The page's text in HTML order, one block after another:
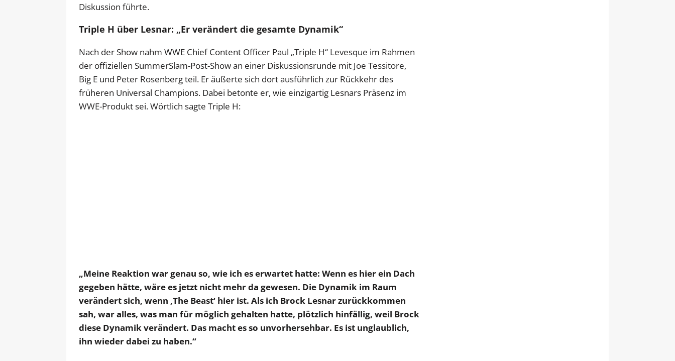
Diskussion führte.
Triple H über Lesnar: „Er verändert die gesamte Dynamik“
Nach der Show nahm WWE Chief Content Officer Paul „Triple H“ Levesque im Rahmen
der offiziellen SummerSlam-Post-Show an einer Diskussionsrunde mit Joe Tessitore,
Big E und Peter Rosenberg teil. Er äußerte sich dort ausführlich zur Rückkehr des
früheren Universal Champions. Dabei betonte er, wie einzigartig Lesnars Präsenz im
WWE-Produkt sei. Wörtlich sagte Triple H:
„Meine Reaktion war genau so, wie ich es erwartet hatte: Wenn es hier ein Dach
gegeben hätte, wäre es jetzt nicht mehr da gewesen. Die Dynamik im Raum
verändert sich, wenn ‚The Beast‘ hier ist. Als ich Brock Lesnar zurückkommen
sah, war alles, was man für möglich gehalten hatte, plötzlich hinfällig, weil Brock
diese Dynamik verändert. Das macht es so unvorhersehbar. Es ist unglaublich,
ihn wieder dabei zu haben.“